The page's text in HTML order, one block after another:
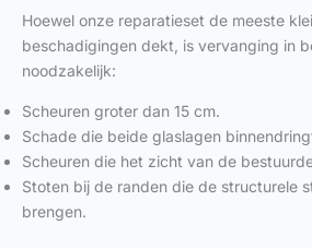
Hoewel onze reparatieset de meeste
beschadigingen dekt, is vervanging in
noodzakelijk:
Scheuren groter dan 15 cm.
Schade die beide glaslagen
Scheuren die het zicht van de
Stoten bij de randen die de structurele
brengen.